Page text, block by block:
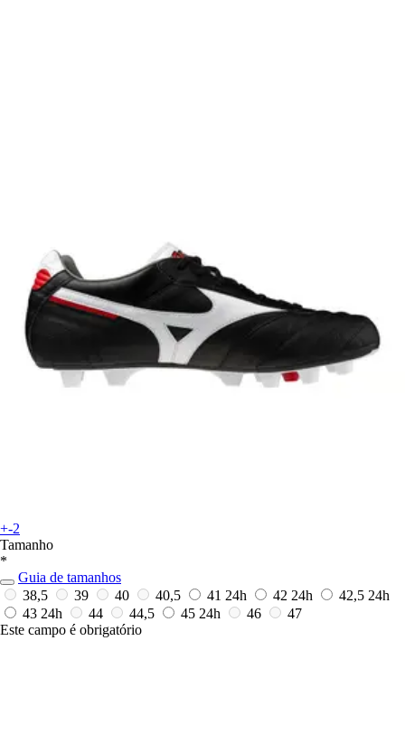
+-2
Tamanho
*
Guia de tamanhos
38,5
39 40 40,5 41 24h 42 24h 42,5 24h
43 24h 44 44,5 45 24h 46
47
Este campo é obrigatório